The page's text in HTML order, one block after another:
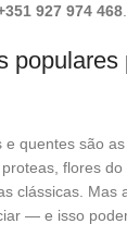
927 974 468
populares
quentes são
flores
clássicas. Mas
— e isso